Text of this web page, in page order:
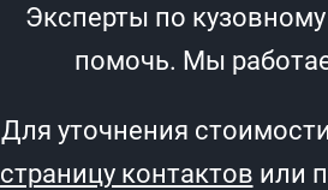
Эксперты по
помочь. Мы
Для уточнения
страницу контактов или